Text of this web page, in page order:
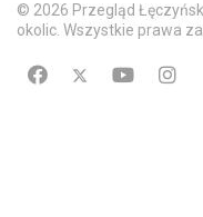
© 2026 Przegląd
okolic. Wszystkie prawa